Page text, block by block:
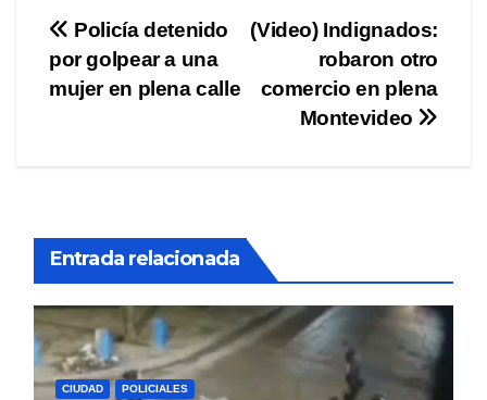
Navegación
de
(Video) Indignados:
robaron otro
comercio en plena
Montevideo
Policía detenido
por golpear a una
mujer en plena calle
Entrada relacionada
CIUDAD POLICIALES